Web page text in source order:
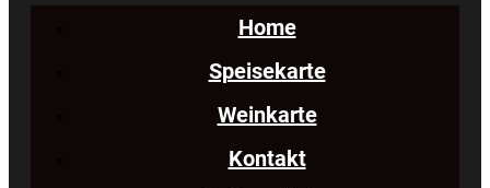
Home
Speisekarte
Weinkarte
Kontakt